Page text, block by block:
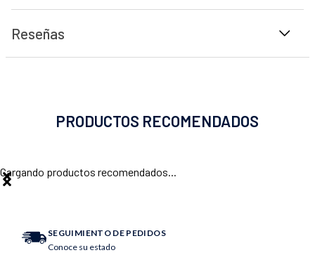
Reseñas
PRODUCTOS RECOMENDADOS
Cargando productos recomendados...
SEGUIMIENTO DE PEDIDOS
Conoce su estado